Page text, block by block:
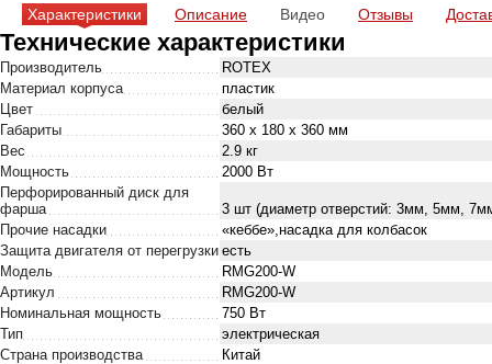
Характеристики Описание Видео Отзывы
Технические характеристики
Производитель
ROTEX
Материал корпуса
пластик
Цвет
белый
Габариты
360 х 180 x 360 мм
Вес
2.9 кг
Мощность
2000 Вт
Перфорированный диск для
фарша
3 шт (диаметр отверстий: 3мм, 5мм,
Прочие насадки
«кеббе»,насадка для колбасок
Защита двигателя от перегрузки есть
Модель
RMG200-W
Артикул
RMG200-W
Номинальная мощность
750 Вт
Тип
электрическая
Страна производства
Китай